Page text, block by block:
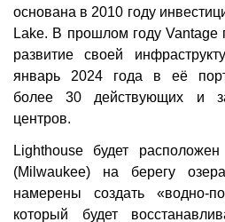
основана в 2010 году
Lake. В прошлом году Vantage
развитие своей
январь 2024 года в её
более 30 действующих и
центров.
Lighthouse будет
(Milwaukee) на берегу
намерены создать «водно-
который будет